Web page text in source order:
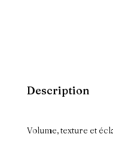
Description
Volume, texture et